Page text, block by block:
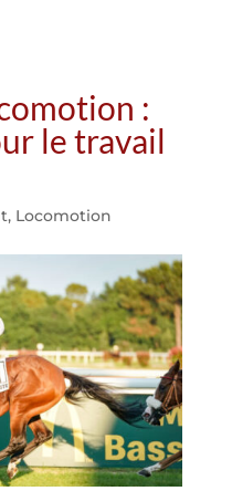
:
le travail
, Locomotion